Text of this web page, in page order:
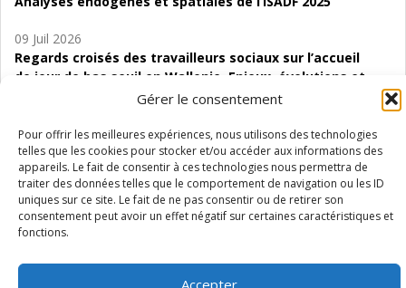
Gérer le consentement
Pour offrir les meilleures expériences, nous utilisons des technologies
telles que les cookies pour stocker et/ou accéder aux informations des
appareils. Le fait de consentir à ces technologies nous permettra de
traiter des données telles que le comportement de navigation ou les ID
uniques sur ce site. Le fait de ne pas consentir ou de retirer son
consentement peut avoir un effet négatif sur certaines caractéristiques et
fonctions.
Accepter
09 Juil 2026
Regards croisés des travailleurs sociaux sur l’accueil
de jour de bas seuil en Wallonie. Enjeux, évolutions et
06 Juil 2026
Étude d’évaluabilité des Structures
d’accompagnement à l’autocréation d’emploi (SAACE)
01 Juil 2026
Pénurie du personnel infirmier :quels indicateurs
Wallonie ?